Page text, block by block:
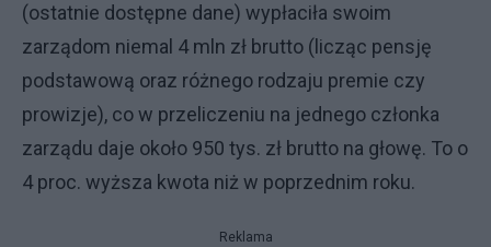
(ostatnie dostępne dane) wypłaciła swoim
zarządom niemal 4 mln zł brutto (licząc pensję
podstawową oraz różnego rodzaju premie czy
prowizje), co w przeliczeniu na jednego członka
zarządu daje około 950 tys. zł brutto na głowę. To o
4 proc. wyższa kwota niż w poprzednim roku.
Reklama